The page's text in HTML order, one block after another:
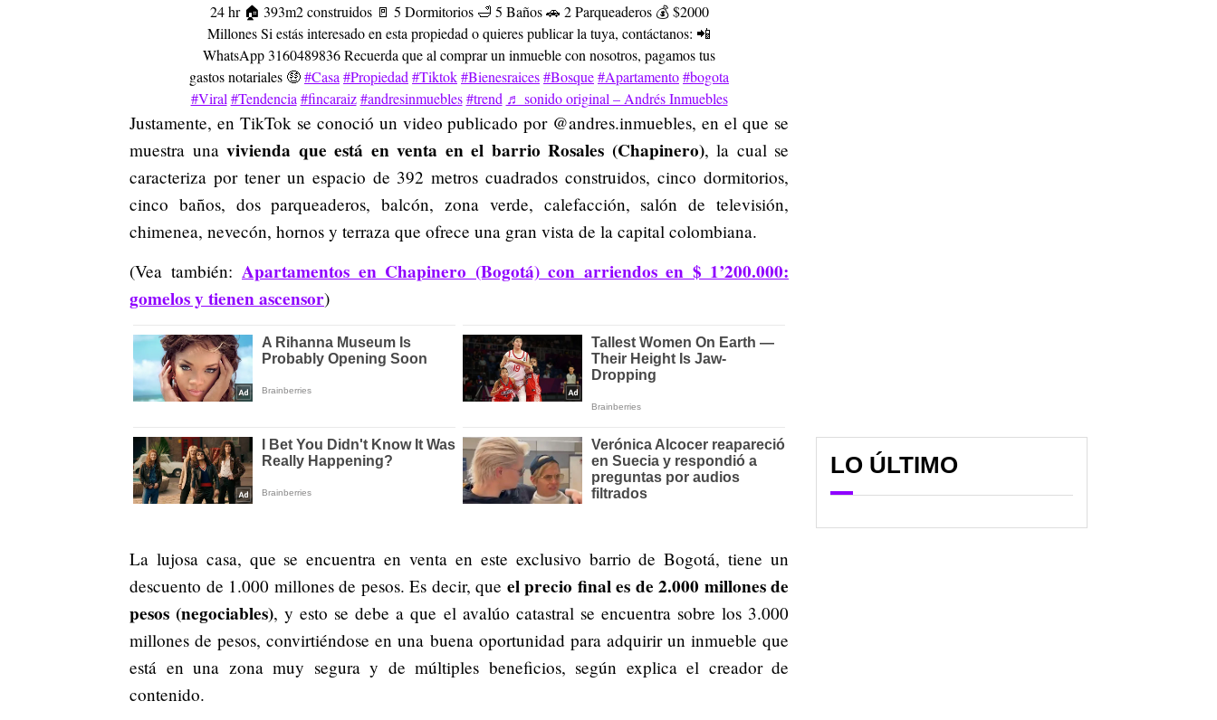
24 hr 🏠 393m2 construidos 🚪 5 Dormitorios 🛁 5 Baños 🚗 2 Parqueaderos 💰 $2000
Millones Si estás interesado en esta propiedad o quieres publicar la tuya, contáctanos: 📲
WhatsApp 3160489836 Recuerda que al comprar un inmueble con nosotros, pagamos tus
gastos notariales 🤑#Casa #Propiedad #Tiktok#Bienesraices#Bosque#Apartamento#bogota
#Viral #Tendencia #fincaraiz #andresinmuebles #trend ♬ sonido original – Andrés Inmuebles
Justamente, en TikTok se conoció un video publicado por @andres.inmuebles, en el que se
muestra una vivienda que está en venta en el barrio Rosales (Chapinero), la cual se
caracteriza por tener un espacio de 392 metros cuadrados construidos, cinco dormitorios,
cinco baños, dos parqueaderos, balcón, zona verde, calefacción, salón de televisión,
chimenea, nevecón, hornos y terraza que ofrece una gran vista de la capital colombiana.
(Vea también: Apartamentos en Chapinero (Bogotá) con arriendos en $ 1’200.000:
gomelos y tienen ascensor)
La lujosa casa, que se encuentra en venta en este exclusivo barrio de Bogotá, tiene un
descuento de 1.000 millones de pesos. Es decir, que el precio final es de 2.000 millones de
pesos (negociables), y esto se debe a que el avalúo catastral se encuentra sobre los 3.000
millones de pesos, convirtiéndose en una buena oportunidad para adquirir un inmueble que
está en una zona muy segura y de múltiples beneficios, según explica el creador de
contenido.
LO ÚLTIMO